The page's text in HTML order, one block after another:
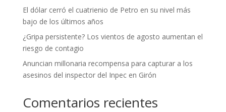
El dólar cerró el cuatrienio de Petro en su nivel más
bajo de los últimos años
¿Gripa persistente? Los vientos de agosto aumentan el
riesgo de contagio
Anuncian millonaria recompensa para capturar a los
asesinos del inspector del Inpec en Girón
Comentarios recientes